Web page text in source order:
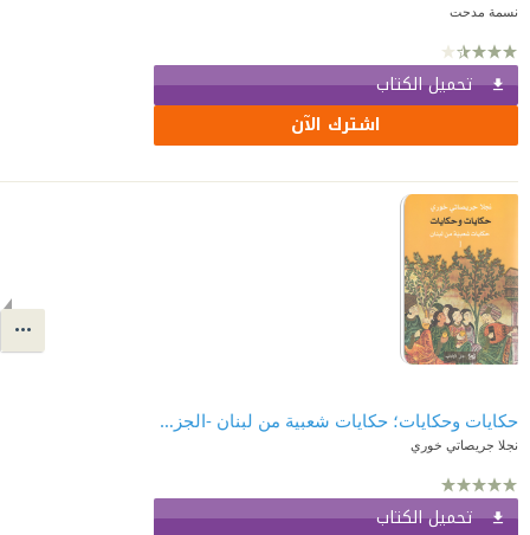
نسمة مدحت
تحميل الكتاب
اشترك الآن
حكايات وحكايات؛ حكايات شعبية من لبنان -الجزء الأول
نجلا جريصاتي خوري
تحميل الكتاب